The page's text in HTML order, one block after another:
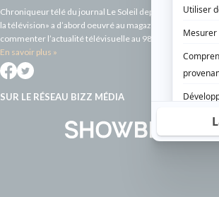
Chroniqueur télé du journal Le Soleil depuis 2001,
la télévision» a d’abord oeuvré au magazine TV Hebdo
commenter l’actualité télévisuelle au 98,5.
En savoir plus »
SUR LE RÉSEAU BIZZ MÉDIA